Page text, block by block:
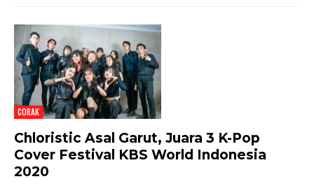
CORAK
Chloristic Asal Garut, Juara 3 K-Pop
Cover Festival KBS World Indonesia
2020